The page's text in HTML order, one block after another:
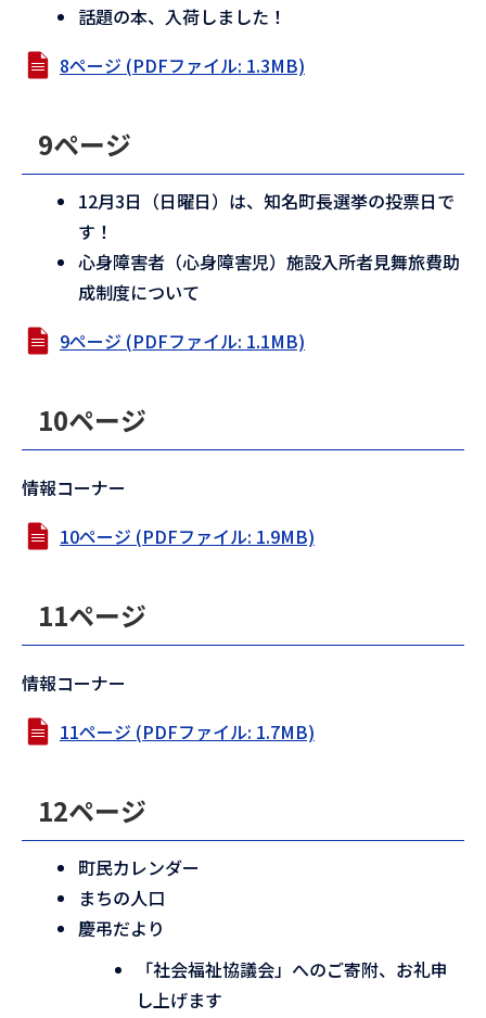
話題の本、入荷しました！
8ページ (PDFファイル: 1.3MB)
9ページ
12月3日（日曜日）は、知名町長選挙の投票日で
す！
心身障害者（心身障害児）施設入所者見舞旅費助
成制度について
9ページ (PDFファイル: 1.1MB)
10ページ
情報コーナー
10ページ (PDFファイル: 1.9MB)
11ページ
情報コーナー
11ページ (PDFファイル: 1.7MB)
12ページ
町民カレンダー
まちの人口
慶弔だより
「社会福祉協議会」へのご寄附、お礼申
し上げます